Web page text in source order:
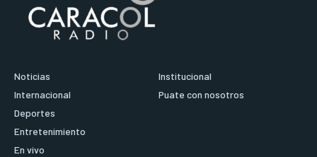
Noticias
Internacional
Deportes
Entretenimiento
En vivo
Institucional
Puate con nosotros